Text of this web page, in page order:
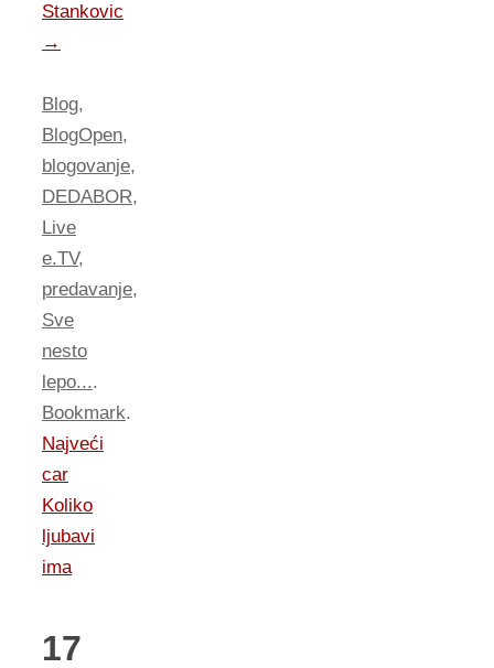
Stankovic
→
Blog,
BlogOpen,
blogovanje,
DEDABOR,
Live
e.TV,
predavanje,
Sve
nesto
lepo....
Bookmark.
Najveći
car
Koliko
ljubavi
ima
17